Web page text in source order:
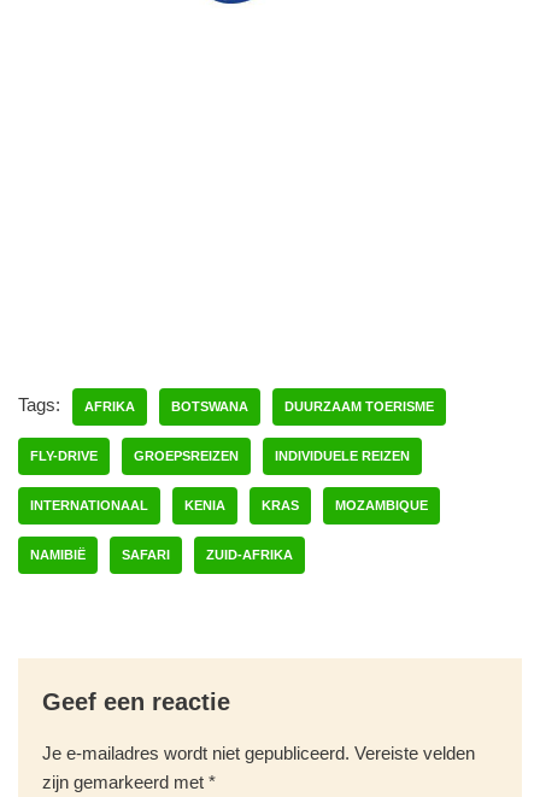
Tags: AFRIKA BOTSWANA DUURZAAM TOERISME
FLY-DRIVE GROEPSREIZEN INDIVIDUELE REIZEN
INTERNATIONAAL KENIA KRAS MOZAMBIQUE
NAMIBIË SAFARI ZUID-AFRIKA
Geef een reactie
Je e-mailadres wordt niet gepubliceerd. Vereiste velden
zijn gemarkeerd met *